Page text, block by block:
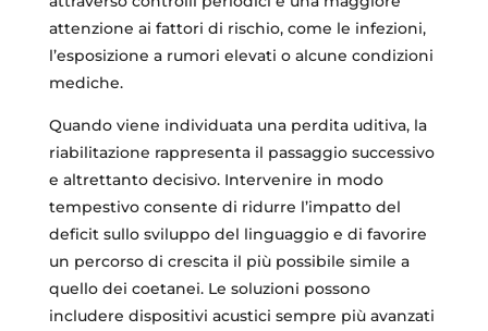
attenzione ai fattori di rischio, come le infezioni,
l’esposizione a rumori elevati o alcune condizioni
mediche.
Quando viene individuata una perdita uditiva, la
riabilitazione rappresenta il passaggio successivo
e altrettanto decisivo. Intervenire in modo
tempestivo consente di ridurre l’impatto del
deficit sullo sviluppo del linguaggio e di favorire
un percorso di crescita il più possibile simile a
quello dei coetanei. Le soluzioni possono
includere dispositivi acustici sempre più avanzati